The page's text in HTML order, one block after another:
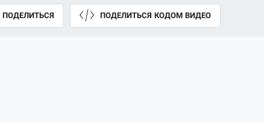
ПОДЕЛИТЬСЯ ПОДЕЛИТЬСЯ КОДОМ ВИДЕО